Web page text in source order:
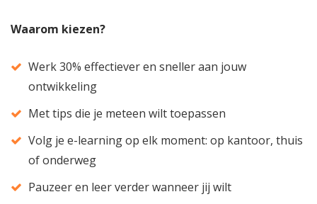
Waarom kiezen?
Werk 30% effectiever en sneller aan jouw
ontwikkeling
Met tips die je meteen wilt toepassen
Volg je e-learning op elk moment: op kantoor, thuis
of onderweg
Pauzeer en leer verder wanneer jij wilt